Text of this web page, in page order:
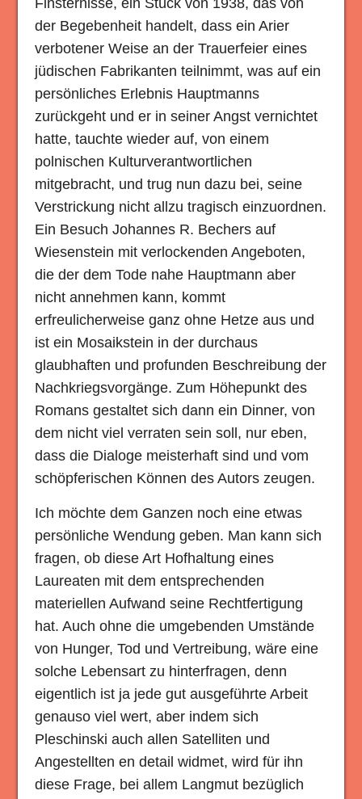
Finsternisse, ein Stück von 1938, das von
der Begebenheit handelt, dass ein Arier
verbotener Weise an der Trauerfeier eines
jüdischen Fabrikanten teilnimmt, was auf ein
persönliches Erlebnis Hauptmanns
zurückgeht und er in seiner Angst vernichtet
hatte, tauchte wieder auf, von einem
polnischen Kulturverantwortlichen
mitgebracht, und trug nun dazu bei, seine
Verstrickung nicht allzu tragisch einzuordnen.
Ein Besuch Johannes R. Bechers auf
Wiesenstein mit verlockenden Angeboten,
die der dem Tode nahe Hauptmann aber
nicht annehmen kann, kommt
erfreulicherweise ganz ohne Hetze aus und
ist ein Mosaikstein in der durchaus
glaubhaften und profunden Beschreibung der
Nachkriegsvorgänge. Zum Höhepunkt des
Romans gestaltet sich dann ein Dinner, von
dem nicht viel verraten sein soll, nur eben,
dass die Dialoge meisterhaft sind und vom
schöpferischen Können des Autors zeugen.
Ich möchte dem Ganzen noch eine etwas
persönliche Wendung geben. Man kann sich
fragen, ob diese Art Hofhaltung eines
Laureaten mit dem entsprechenden
materiellen Aufwand seine Rechtfertigung
hat. Auch ohne die umgebenden Umstände
von Hunger, Tod und Vertreibung, wäre eine
solche Lebensart zu hinterfragen, denn
eigentlich ist ja jede gut ausgeführte Arbeit
genauso viel wert, aber indem sich
Pleschinski auch allen Satelliten und
Angestellten en detail widmet, wird für ihn
diese Frage, bei allem Langmut bezüglich